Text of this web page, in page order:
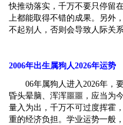
快推动落实，千万不要只停留
上都能取得不错的成果。另外
不起别人，否则会导致人际关系
2006年出生属狗人2026年运势
06年属狗人进入2026年，
昏头晕脑、浑浑噩噩，应当为
量入为出，千万不可过度挥霍
重的经济负担。学业运势一般